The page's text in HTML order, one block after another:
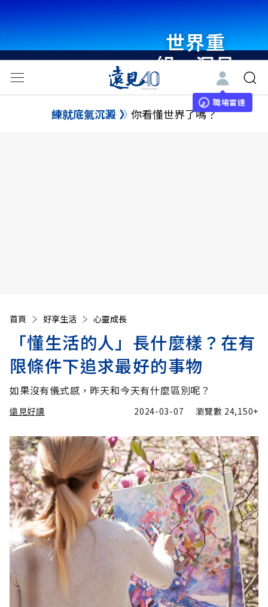
世界重
組・洞見
未來 與
世界領袖
職場雷達
練就底氣沉澱 你看懂世界了嗎？
首頁 好享生活 心靈成長
「懂生活的人」長什麼樣？在有
限條件下追求最好的事物
如果沒有儀式感，昨天和今天有什麼區別呢？
遠見好讀 2024-03-07 瀏覽數 24,150+